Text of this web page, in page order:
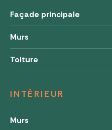
Façade principale
Murs
Toiture
INTÉRIEUR
Murs